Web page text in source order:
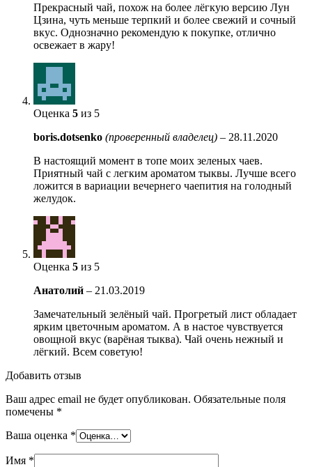
Прекрасный чай, похож на более лёгкую версию Лун
Цзина, чуть меньше терпкий и более свежий и сочный
вкус. Однозначно рекомендую к покупке, отлично
освежает в жару!
Оценка 5 из 5
boris.dotsenko (проверенный владелец) – 28.11.2020
В настоящий момент в топе моих зеленых чаев.
Приятный чай с легким ароматом тыквы. Лучше всего
ложится в вариации вечернего чаепития на голодный
желудок.
Оценка 5 из 5
Анатолий – 21.03.2019
Замечательный зелёный чай. Прогретый лист обладает
ярким цветочным ароматом. А в настое чувствуется
овощной вкус (варёная тыква). Чай очень нежный и
лёгкий. Всем советую!
Добавить отзыв
Ваш адрес email не будет опубликован. Обязательные поля
помечены *
Ваша оценка *
Имя *